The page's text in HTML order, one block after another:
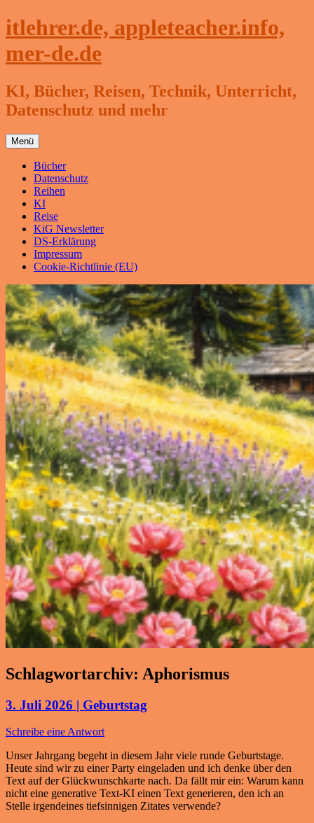
Zum
Inhalt
itlehrer.de, appleteacher.info,
mer-de.de
KI, Bücher, Reisen, Technik, Unterricht,
Datenschutz und mehr
Menü
Bücher
Datenschutz
Reihen
KI
Reise
KiG Newsletter
DS-Erklärung
Impressum
Cookie-Richtlinie (EU)
Schlagwortarchiv: Aphorismus
3. Juli 2026 | Geburtstag
Schreibe eine Antwort
Unser Jahrgang begeht in diesem Jahr viele runde Geburtstage.
Heute sind wir zu einer Party eingeladen und ich denke über den
Text auf der Glückwunschkarte nach. Da fällt mir ein: Warum kann
nicht eine generative Text-KI einen Text generieren, den ich an
Stelle irgendeines tiefsinnigen Zitates verwende?